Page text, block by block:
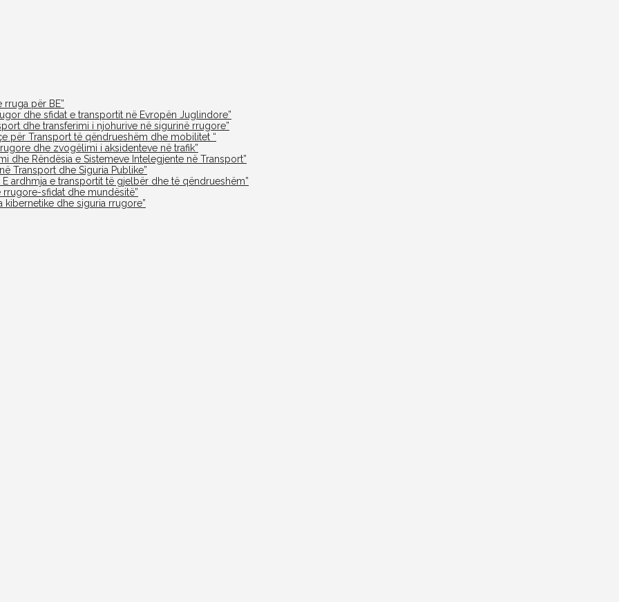
për BE”
dhe sfidat e transportit në Evropën Juglindore”
dhe transferimi i njohurive në sigurinë rrugore”
për Transport të qëndrueshëm dhe mobilitet “
dhe zvogëlimi i aksidenteve në trafik”
dhe Rëndësia e Sistemeve Intelegjente në Transport”
Transport dhe Siguria Publike”
ardhmja e transportit të gjelbër dhe të qëndrueshëm”
sfidat dhe mundësitë”
kibernetike dhe siguria rrugore”